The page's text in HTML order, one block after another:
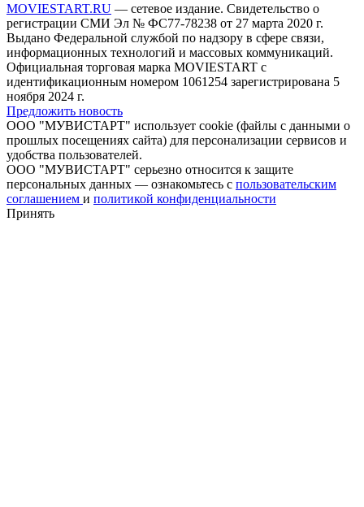
MOVIESTART.RU — сетевое издание. Свидетельство о
регистрации СМИ Эл № ФС77-78238 от 27 марта 2020 г.
Выдано Федеральной службой по надзору в сфере связи,
информационных технологий и массовых коммуникаций.
Официальная торговая марка MOVIESTART с
идентификационным номером 1061254 зарегистрирована 5
ноября 2024 г.
Предложить новость
ООО "МУВИСТАРТ" использует cookie (файлы с данными о
прошлых посещениях сайта) для персонализации сервисов и
удобства пользователей.
ООО "МУВИСТАРТ" серьезно относится к защите
персональных данных — ознакомьтесь с пользовательским
соглашением и политикой конфиденциальности
Принять